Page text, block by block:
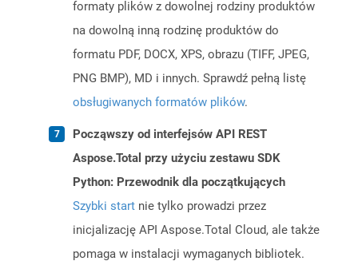
formaty plików z dowolnej rodziny produktów
na dowolną inną rodzinę produktów do
formatu PDF, DOCX, XPS, obrazu (TIFF, JPEG,
PNG BMP), MD i innych. Sprawdź pełną listę
obsługiwanych formatów plików.
Począwszy od interfejsów API REST
Aspose.Total przy użyciu zestawu SDK
Python: Przewodnik dla początkujących
Szybki start nie tylko prowadzi przez
inicjalizację API Aspose.Total Cloud, ale także
pomaga w instalacji wymaganych bibliotek.